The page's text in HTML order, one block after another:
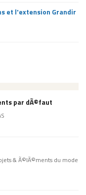
et l'extension Grandir
par dÃ©faut
& Ã©lÃ©ments du mode